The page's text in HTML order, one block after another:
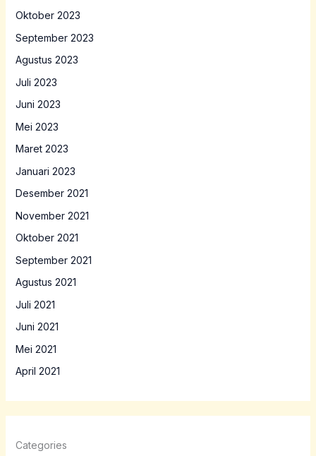
Oktober 2023
September 2023
Agustus 2023
Juli 2023
Juni 2023
Mei 2023
Maret 2023
Januari 2023
Desember 2021
November 2021
Oktober 2021
September 2021
Agustus 2021
Juli 2021
Juni 2021
Mei 2021
April 2021
Categories